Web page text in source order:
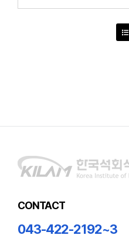
CONTACT
043-422-2192~3